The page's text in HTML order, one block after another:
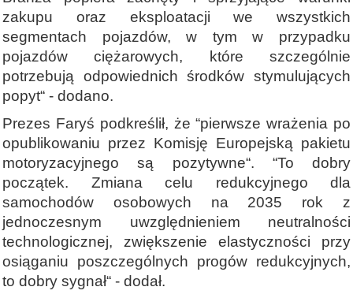
zakupu oraz eksploatacji we wszystkich
segmentach pojazdów, w tym w przypadku
pojazdów ciężarowych, które szczególnie
potrzebują odpowiednich środków stymulujących
popyt“ - dodano.
Prezes Faryś podkreślił, że “pierwsze wrażenia po
opublikowaniu przez Komisję Europejską pakietu
motoryzacyjnego są pozytywne“. “To dobry
początek. Zmiana celu redukcyjnego dla
samochodów osobowych na 2035 rok z
jednoczesnym uwzględnieniem neutralności
technologicznej, zwiększenie elastyczności przy
osiąganiu poszczególnych progów redukcyjnych,
to dobry sygnał“ - dodał.